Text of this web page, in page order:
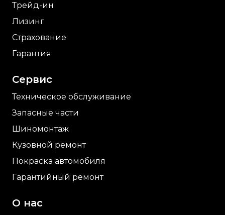
Трейд-ин
Лизинг
Страхование
Гарантия
Сервис
Техническое обслуживание
Запасные части
Шиномонтаж
Кузовной ремонт
Покраска автомобиля
Гарантийный ремонт
О нас